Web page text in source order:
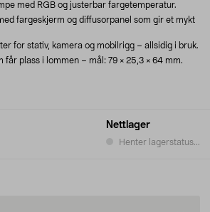
Nettlager
Henter lagerstatus...
med RGB og justerbar fargetemperatur.
fargeskjerm og diffusorpanel som gir et mykt
for stativ, kamera og mobilrigg – allsidig i bruk.
får plass i lommen – mål: 79 × 25,3 × 64 mm.